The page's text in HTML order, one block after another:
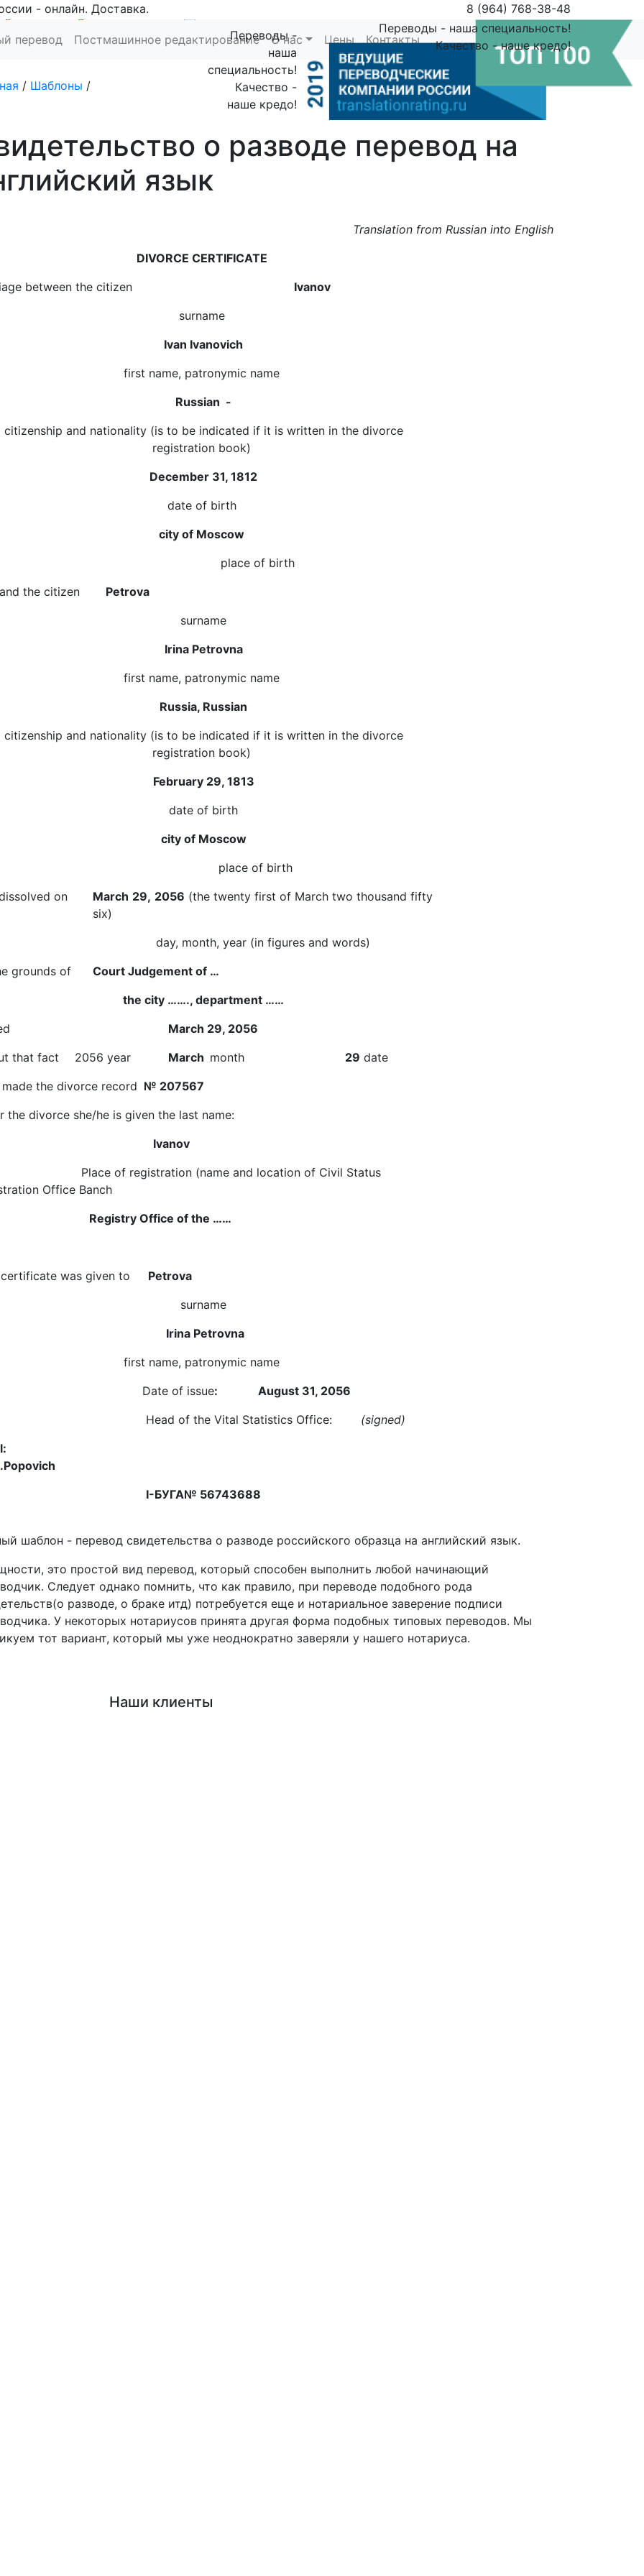
- онлайн. Доставка.
8 (964) 768-38-48
Заказать
Рассчитать
Переводы - наша специальность!
Качество - наше кредо!
Переводы -
наша
специальность!
Качество -
наше кредо!
перевод Постмашинное редактирование О нас Цены Контакты Поиск
/ Шаблоны /
о разводе перевод на
язык
Translation from Russian into English
DIVORCE CERTIFICATE
between the citizen Ivanov
surname
Ivan Ivanovich
first name, patronymic name
Russian -
citizenship and nationality (is to be indicated if it is written in the divorce
registration book)
December 31, 1812
date of birth
city of Moscow
and the citizen
place of birth
Petrova
surname
Irina Petrovna
first name, patronymic name
Russia, Russian
citizenship and nationality (is to be indicated if it is written in the divorce
registration book)
February 29, 1813
date of birth
city of Moscow
on
place of birth
March 29, 2056 (the twenty first of March two thousand fifty
six)
day, month, year (in figures and words)
grounds of
Court Judgement of …
the city ……., department ……
March 29, 2056
that fact
2056 year March month 29 date
the divorce record № 207567
the divorce she/he is given the last name:
Ivanov
Place of registration (name and location of Civil Status
Office Banch
Registry Office of the ……
was given to
Petrova
surname
Irina Petrovna
first name, patronymic name
of issue: August 31, 2056
of the Vital Statistics Office: (signed)
I-БУГА№ 56743688
шаблон - перевод свидетельства о разводе российского образца на английский язык.
это простой вид перевод, который способен выполнить любой начинающий
Следует однако помнить, что как правило, при переводе подобного рода
разводе, о браке итд) потребуется еще и нотариальное заверение подписи
У некоторых нотариусов принята другая форма подобных типовых переводов. Мы
тот вариант, который мы уже неоднократно заверяли у нашего нотариуса.
Наши клиенты